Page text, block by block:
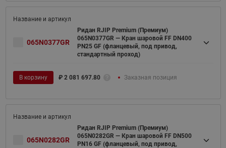
065N0377GR
Ридан RJIP Premium (Премиум)
065N0377GR — Кран шаровой FF DN400
PN25 GF (фланцевый, под привод,
стандартный проход)
В корзину ₽ 2 081 697.80 Заказная позиция
065N0282GR
Ридан RJIP Premium (Премиум)
065N0282GR — Кран шаровой FF DN500
PN16 GF (фланцевый, под привод,